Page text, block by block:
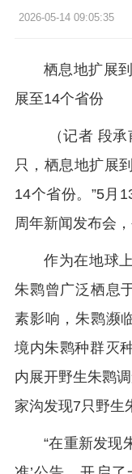
2026-05-14 09:05:35
栖息地扩展
展至14个省份
（记者 段
只，栖息地扩展
14个省份。”5月
周年新闻发布会
作为在地球
朱鹮曾广泛栖息
素影响，朱鹮濒
境内朱鹮种群灭
内展开野生朱鹮
家沟发现7只野生
“在重新发现